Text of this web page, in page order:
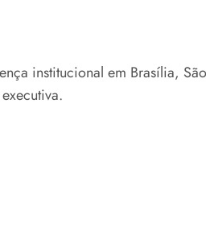
institucional em Brasília,